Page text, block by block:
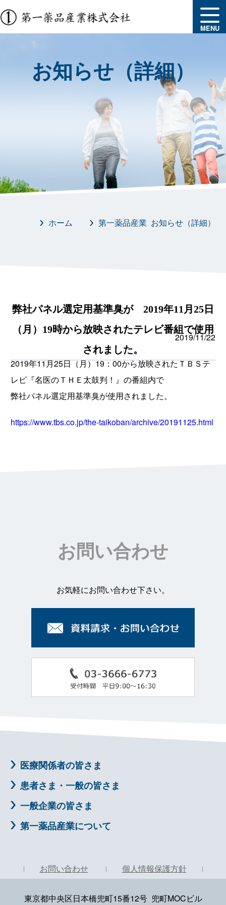
MENU
お知らせ（詳細）
ホーム 第一薬品産業 お知らせ（詳細）
弊社パネル選定用基準臭が 2019年11月25日
（月）19時から放映されたテレビ番組で使用
されました。
2019/11/22
2019年11月25日（月）19：00から放映されたＴＢＳテ
レビ『名医のＴＨＥ太鼓判！』の番組内で
弊社パネル選定用基準臭が使用されました。
https://www.tbs.co.jp/the-taikoban/archive/20191125.html
お問い合わせ
お気軽にお問い合わせ下さい。
医療関係者の皆さま
患者さま・一般の皆さま
一般企業の皆さま
第一薬品産業について
お問い合わせ 個人情報保護方針
東京都中央区日本橋兜町15番12号 兜町MOCビル